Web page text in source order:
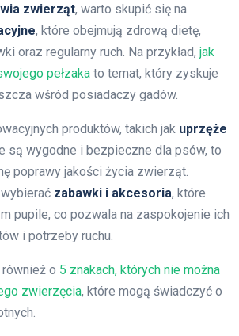
zwierząt, warto skupić się na
, które obejmują zdrową dietę,
oraz regularny ruch. Na przykład, jak
pełzaka to temat, który zyskuje
wśród posiadaczy gadów.
produktów, takich jak uprzęże
są wygodne i bezpieczne dla psów, to
poprawy jakości życia zwierząt.
zabawki i akcesoria, które
pupile, co pozwala na zaspokojenie ich
i potrzeby ruchu.
o 5 znakach, których nie można
zwierzęcia, które mogą świadczyć o